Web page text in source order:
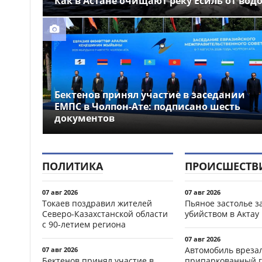
Бектенов принял участие в заседании
ЕМПС в Чолпон-Ате: подписано шесть
документов
ПОЛИТИКА
07 авг 2026
Токаев поздравил жителей
Северо-Казахстанской области
с 90-летием региона
07 авг 2026
07 авг 2026
Пьяное застолье
убийством в Актау
07 авг 2026
Автомобиль